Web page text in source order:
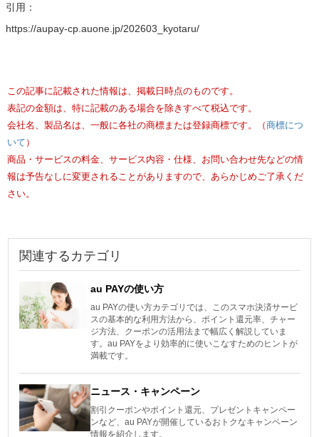
引用：
https://aupay-cp.auone.jp/202603_kyotaru/
この記事に記載された情報は、掲載日時点のものです。
表記の金額は、特に記載のある場合を除きすべて税込です。
会社名、製品名は、一般に各社の商標または登録商標です。（商標につ
いて ）
商品・サービスの料金、サービス内容・仕様、お問い合わせ先などの情
報は予告なしに変更されることがありますので、あらかじめご了承くだ
さい。
関連するカテゴリ
au PAYの使い方
au PAYの使い方カテゴリでは、このスマホ決済サービ
スの基本的な利用方法から、ポイント還元率、チャー
ジ方法、クーポンの活用法まで幅広く解説していま
す。au PAYをより効率的に使いこなすためのヒントが
満載です。
ニュース・キャンペーン
割引クーポンやポイント還元、プレゼントキャンペー
ンなど、au PAYが開催しているおトクなキャンペーン
情報を紹介します。